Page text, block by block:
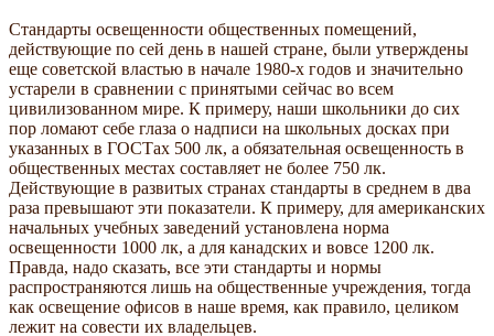
Стандарты освещенности общественных помещений,
действующие по сей день в нашей стране, были утверждены
еще советской властью в начале 1980-х годов и значительно
устарели в сравнении с принятыми сейчас во всем
цивилизованном мире. К примеру, наши школьники до сих
пор ломают себе глаза о надписи на школьных досках при
указанных в ГОСТах 500 лк, а обязательная освещенность в
общественных местах составляет не более 750 лк.
Действующие в развитых странах стандарты в среднем в два
раза превышают эти показатели. К примеру, для американских
начальных учебных заведений установлена норма
освещенности 1000 лк, а для канадских и вовсе 1200 лк.
Правда, надо сказать, все эти стандарты и нормы
распространяются лишь на общественные учреждения, тогда
как освещение офисов в наше время, как правило, целиком
лежит на совести их владельцев.